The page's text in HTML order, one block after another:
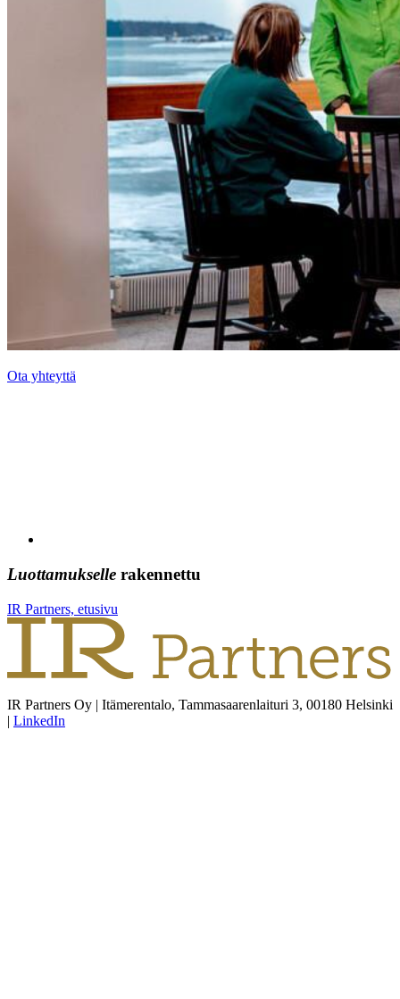
Ota yhteyttä
Luottamukselle rakennettu
IR Partners, etusivu
IR Partners Oy | Itämerentalo, Tammasaarenlaituri 3, 00180 Helsinki
| LinkedIn